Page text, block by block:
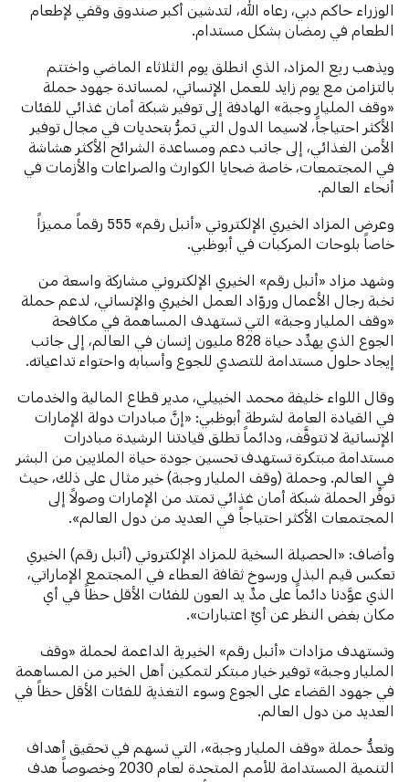
الوزراء حاكم دبي، رعاه الله، لتدشين أكبر صندوق وقفي لإطعام
الطعام في رمضان بشكل مستدام.
ويذهب ريع المزاد، الذي انطلق يوم الثلاثاء الماضي واختتم
بالتزامن مع يوم زايد للعمل الإنساني، لمساندة جهود حملة
«وقف المليار وجبة» الهادفة إلى توفير شبكة أمان غذائي للفئات
الأكثر احتياجاً، لاسيما الدول التي تمرُّ بتحديات في مجال توفير
الأمن الغذائي، إلى جانب دعم ومساعدة الشرائح الأكثر هشاشة
في المجتمعات، خاصة ضحايا الكوارث والصراعات والأزمات في
أنحاء العالم.
وعرض المزاد الخيري الإلكتروني «أنبل رقم» 555 رقماً مميزاً
خاصاً بلوحات المركبات في أبوظبي.
وشهد مزاد «أنبل رقم» الخيري الإلكتروني مشاركة واسعة من
نخبة رجال الأعمال وروّاد العمل الخيري والإنساني، لدعم حملة
«وقف المليار وجبة» التي تستهدف المساهمة في مكافحة
الجوع الذي يهدِّد حياة 828 مليون إنسان في العالم، إلى جانب
إيجاد حلول مستدامة للتصدي للجوع وأسبابه واحتواء تداعياته.
وقال اللواء خليفة محمد الخييلي، مدير قطاع المالية والخدمات
في القيادة العامة لشرطة أبوظبي: «إنَّ مبادرات دولة الإمارات
الإنسانية لا تتوقَّف، ودائماً تطلق قيادتنا الرشيدة مبادرات
مستدامة مبتكرة تستهدف تحسين جودة حياة الملايين من البشر
في العالم. وحملة (وقف المليار وجبة) خير مثال على ذلك، حيث
توفِّر الحملة شبكة أمان غذائي تمتد من الإمارات وصولاً إلى
المجتمعات الأكثر احتياجاً في العديد من دول العالم».
وأضاف: «الحصيلة السخية للمزاد الإلكتروني (أنبل رقم) الخيري
تعكس قيم البذل ورسوخ ثقافة العطاء في المجتمع الإماراتي،
الذي عوَّدنا دائماً على مدِّ يد العون للفئات الأقل حظاً في أي
مكان بغض النظر عن أيِّ اعتبارات».
وتستهدف مزادات «أنبل رقم» الخيرية الداعمة لحملة «وقف
المليار وجبة» توفير خيار مبتكر لتمكين أهل الخير من المساهمة
في جهود القضاء على الجوع وسوء التغذية للفئات الأقل حظاً في
العديد من دول العالم.
وتعدُّ حملة «وقف المليار وجبة»، التي تسهم في تحقيق أهداف
التنمية المستدامة للأمم المتحدة لعام 2030 وخصوصاً هدف